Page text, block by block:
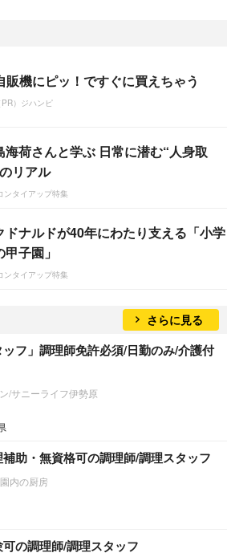
販機にピッ！ですぐに買えちゃう
PR）ジハンピ
海荷さんと学ぶ 日常に潜む“人身取
リアル
ンタイアップ特集
ドナルドが40年にわたり支える「小学
甲子園」
ンタイアップ特集
さらに見る
ッフ」調理師免許必須/日勤のみ/介護付
/サニーライフ伊勢原
助・無資格可の調理師/調理スタッフ
内の厨房
の調理師/調理スタッフ